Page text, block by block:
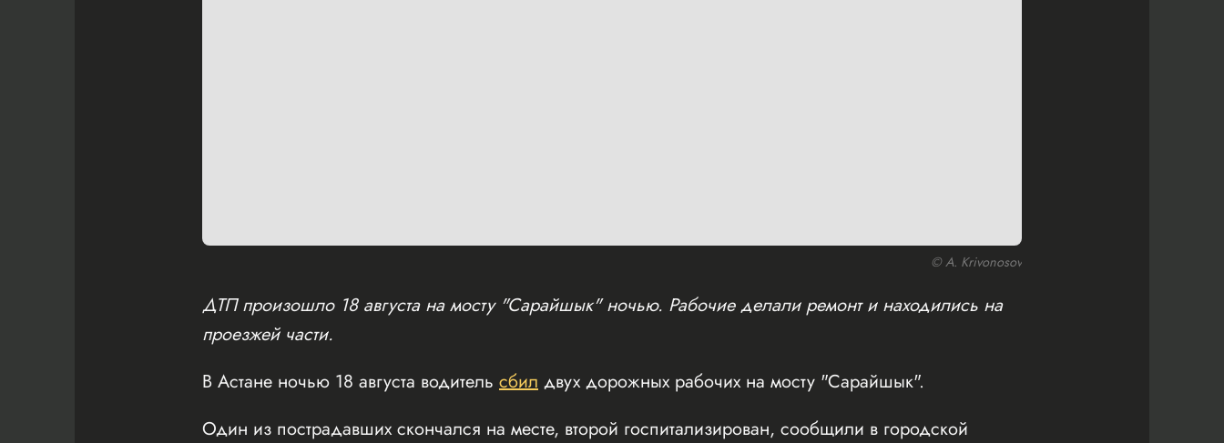
© A. Krivonosov
ДТП произошло 18 августа на мосту "Сарайшык" ночью. Рабочие делали ремонт и находились на
проезжей части.
В Астане ночью 18 августа водитель сбил двух дорожных рабочих на мосту "Сарайшык".
Один из пострадавших скончался на месте, второй госпитализирован, сообщили в городской